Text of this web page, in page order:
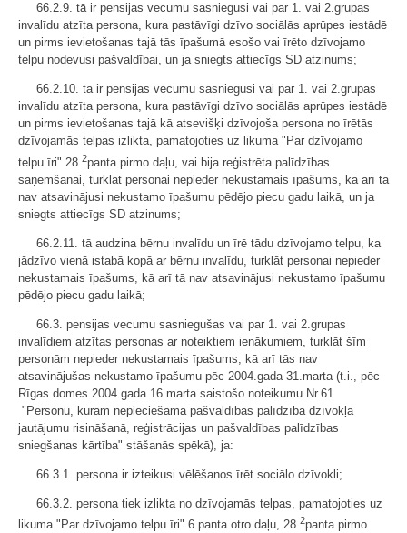
66.2.9. tā ir pensijas vecumu sasniegusi vai par 1. vai 2.grupas
invalīdu atzīta persona, kura pastāvīgi dzīvo sociālās aprūpes iestādē
un pirms ievietošanas tajā tās īpašumā esošo vai īrēto dzīvojamo
telpu nodevusi pašvaldībai, un ja sniegts attiecīgs SD atzinums;
66.2.10. tā ir pensijas vecumu sasniegusi vai par 1. vai 2.grupas
invalīdu atzīta persona, kura pastāvīgi dzīvo sociālās aprūpes iestādē
un pirms ievietošanas tajā kā atsevišķi dzīvojoša persona no īrētās
dzīvojamās telpas izlikta, pamatojoties uz likuma "Par dzīvojamo
telpu īri" 28. 2panta pirmo daļu, vai bija reģistrēta palīdzības
saņemšanai, turklāt personai nepieder nekustamais īpašums, kā arī tā
nav atsavinājusi nekustamo īpašumu pēdējo piecu gadu laikā, un ja
sniegts attiecīgs SD atzinums;
66.2.11. tā audzina bērnu invalīdu un īrē tādu dzīvojamo telpu, ka
jādzīvo vienā istabā kopā ar bērnu invalīdu, turklāt personai nepieder
nekustamais īpašums, kā arī tā nav atsavinājusi nekustamo īpašumu
pēdējo piecu gadu laikā;
66.3. pensijas vecumu sasniegušas vai par 1. vai 2.grupas
invalīdiem atzītas personas ar noteiktiem ienākumiem, turklāt šīm
personām nepieder nekustamais īpašums, kā arī tās nav
atsavinājušas nekustamo īpašumu pēc 2004.gada 31.marta (t.i., pēc
Rīgas domes 2004.gada 16.marta saistošo noteikumu Nr.61
"Personu, kurām nepieciešama pašvaldības palīdzība dzīvokļa
jautājumu risināšanā, reģistrācijas un pašvaldības palīdzības
sniegšanas kārtība" stāšanās spēkā), ja:
66.3.1. persona ir izteikusi vēlēšanos īrēt sociālo dzīvokli;
66.3.2. persona tiek izlikta no dzīvojamās telpas, pamatojoties uz
likuma "Par dzīvojamo telpu īri" 6.panta otro daļu, 28. 2panta pirmo